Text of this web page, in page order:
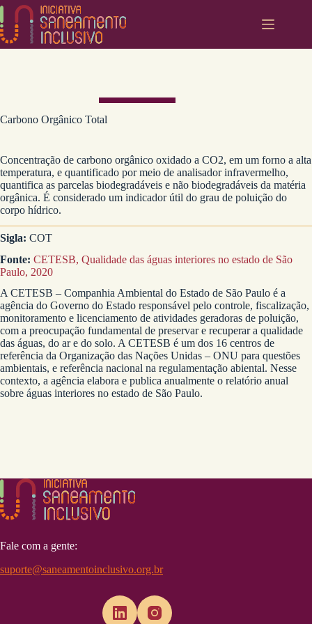
Pular
o
conteúdo
Carbono Orgânico Total
Concentração de carbono orgânico oxidado a CO2, em um forno a alta
temperatura, e quantificado por meio de analisador infravermelho,
quantifica as parcelas biodegradáveis e não biodegradáveis da matéria
orgânica. É considerado um indicador útil do grau de poluição do
corpo hídrico.
Sigla: COT
Fonte: CETESB, Qualidade das águas interiores no estado de São
Paulo, 2020
A CETESB – Companhia Ambiental do Estado de São Paulo é a
agência do Governo do Estado responsável pelo controle, fiscalização,
monitoramento e licenciamento de atividades geradoras de poluição,
com a preocupação fundamental de preservar e recuperar a qualidade
das águas, do ar e do solo. A CETESB é um dos 16 centros de
referência da Organização das Nações Unidas – ONU para questões
ambientais, e referência nacional na regulamentação abiental. Nesse
contexto, a agência elabora e publica anualmente o relatório anual
sobre águas interiores no estado de São Paulo.
Fale com a gente:
suporte@saneamentoinclusivo.org.br